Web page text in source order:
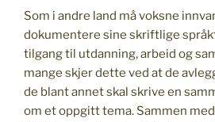
Som i andre land må voksne
dokumentere sine skriftlige
tilgang til utdanning, arbeid og
mange skjer dette ved at de
de blant annet skal skrive en
om et oppgitt tema. Sammen